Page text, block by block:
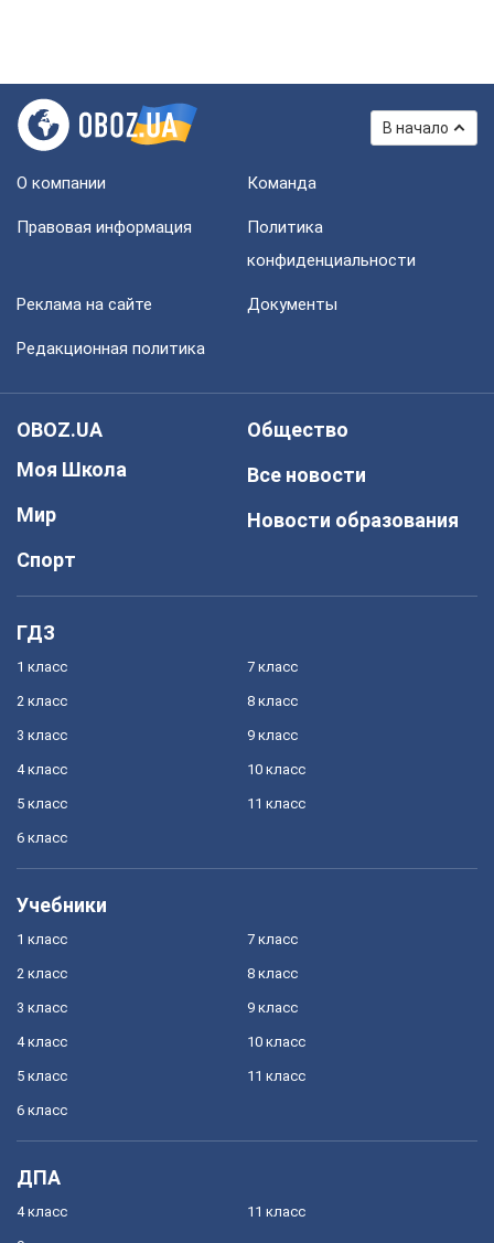
В начало
О компании Команда
Правовая информация
Политика
конфиденциальности
Реклама на сайте Документы
Редакционная политика
OBOZ.UA
Моя Школа
Мир
Спорт
Общество
Все новости
Новости образования
ГДЗ
1 класс
2 класс
3 класс
4 класс
5 класс
6 класс
7 класс
8 класс
9 класс
10 класс
11 класс
Учебники
1 класс
2 класс
3 класс
4 класс
5 класс
6 класс
7 класс
8 класс
9 класс
10 класс
11 класс
ДПА
4 класс 11 класс